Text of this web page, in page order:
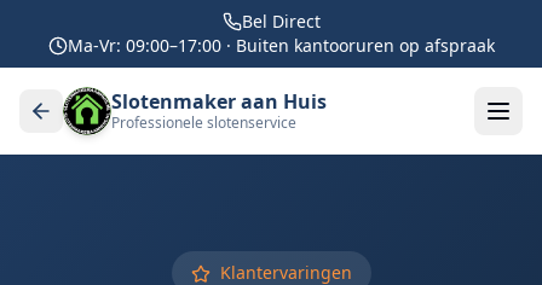
Bel Direct
Ma-Vr: 09:00–17:00 · Buiten kantooruren op afspraak
Slotenmaker aan Huis
Professionele slotenservice
Klantervaringen